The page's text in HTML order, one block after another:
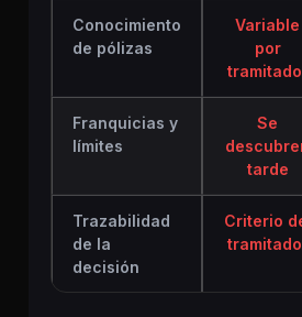
Conocimiento
de pólizas
Variable
por
Franquicias y
límites
Se
tarde
Trazabilidad
de la
decisión
Criterio